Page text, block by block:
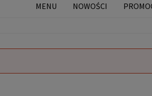
MENU NOWOŚCI